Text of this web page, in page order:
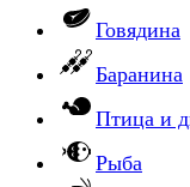
Говядина
Баранина
Птица и
Рыба